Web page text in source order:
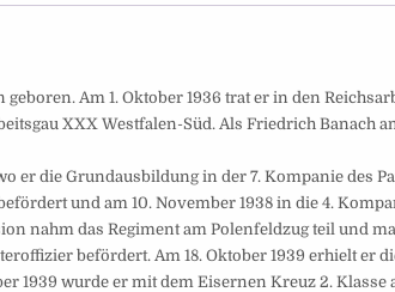
Am 1. Oktober 1936 trat er in den
XXX Westfalen-Süd. Als Friedrich Banach
er die Grundausbildung in der 7. Kompanie des
und am 10. November 1938 in die 4.
nahm das Regiment am Polenfeldzug teil und
befördert. Am 18. Oktober 1939 erhielt er
1939 wurde er mit dem Eisernen Kreuz 2. Klasse